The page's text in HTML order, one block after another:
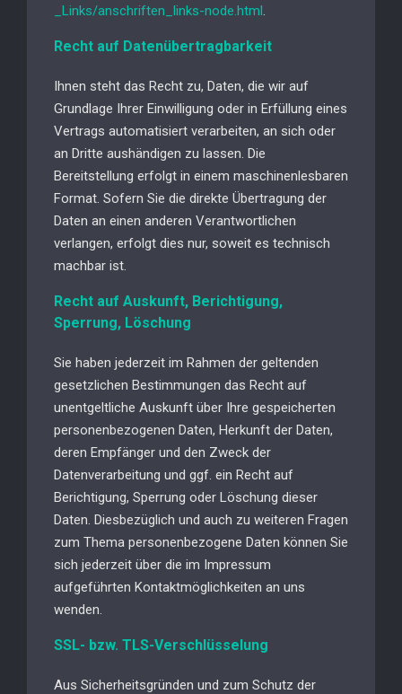
_Links/anschriften_links-node.html.
Recht auf Datenübertragbarkeit
Ihnen steht das Recht zu, Daten, die wir auf
Grundlage Ihrer Einwilligung oder in Erfüllung eines
Vertrags automatisiert verarbeiten, an sich oder
an Dritte aushändigen zu lassen. Die
Bereitstellung erfolgt in einem maschinenlesbaren
Format. Sofern Sie die direkte Übertragung der
Daten an einen anderen Verantwortlichen
verlangen, erfolgt dies nur, soweit es technisch
machbar ist.
Recht auf Auskunft, Berichtigung,
Sperrung, Löschung
Sie haben jederzeit im Rahmen der geltenden
gesetzlichen Bestimmungen das Recht auf
unentgeltliche Auskunft über Ihre gespeicherten
personenbezogenen Daten, Herkunft der Daten,
deren Empfänger und den Zweck der
Datenverarbeitung und ggf. ein Recht auf
Berichtigung, Sperrung oder Löschung dieser
Daten. Diesbezüglich und auch zu weiteren Fragen
zum Thema personenbezogene Daten können Sie
sich jederzeit über die im Impressum
aufgeführten Kontaktmöglichkeiten an uns
wenden.
SSL- bzw. TLS-Verschlüsselung
Aus Sicherheitsgründen und zum Schutz der